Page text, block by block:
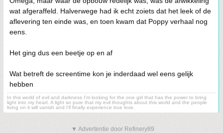
wat afgeraffeld. Halverwege had ik echt zoiets dat het leek of de
aflevering ten einde was, en toen kwam dat Poppy verhaal nog
eens.
Het ging dus een beetje op en af
Wat betreft de screentime kon je inderdaad wel eens gelijk
hebben
In this world of evil and darkness I'm looking for the one girl that has the power to bring
light into my heart. A light so pure that my evil thoughts about this world and the people
living on it will vanish and I'll finally experience true love.
▼ Advertentie door Refinery89